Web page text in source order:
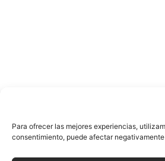
Para ofrecer las mejores experiencias,
consentimiento, puede afectar